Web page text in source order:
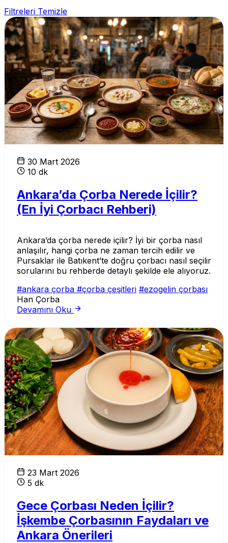
Filtreleri Temizle
Ankara Çorba
30 Mart 2026
10 dk
Ankara’da Çorba Nerede İçilir?
(En İyi Çorbacı Rehberi)
Ankara’da çorba nerede içilir? İyi bir çorba nasıl
anlaşılır, hangi çorba ne zaman tercih edilir ve
Pursaklar ile Batıkent’te doğru çorbacı nasıl seçilir
sorularını bu rehberde detaylı şekilde ele alıyoruz.
#ankara çorba #çorba çeşitleri #ezogelin çorbası
Han Çorba
Devamını Oku
Çorbanın Faydaları
23 Mart 2026
5 dk
Gece Çorbası Neden İçilir?
İşkembe Çorbasının Faydaları ve
Ankara Önerileri